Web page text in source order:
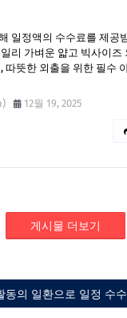
일정액의 수수료를 제공
리 가벼운 얇고 빅사이즈
따뜻한 외출을 위한 필수
12월 19, 2025
게시물 더보기
의 일환으로 일정 수